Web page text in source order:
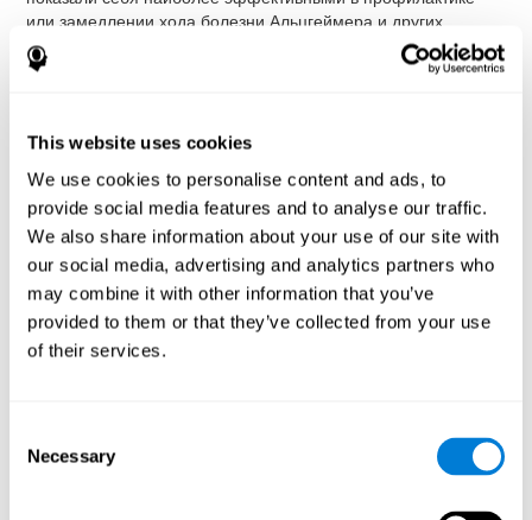
This website uses cookies
We use cookies to personalise content and ads, to
provide social media features and to analyse our traffic.
We also share information about your use of our site with
our social media, advertising and analytics partners who
may combine it with other information that you’ve
provided to them or that they’ve collected from your use
of their services.
Selection
Necessary
или замедлении хода болезни Альцгеймера и других
проблем с памятью:
правильное питание,
физические упражнения
активная социальная жизньи
лучше будет его состояние. И наоборот, если наш мозг не
упражнениям, и если мы не применяем наши социальные и
когнитивные способности, будет проявляться тенденция к
атрофии. По этой причине активный и здоровый образ
жизни может быть очень полезным для нашей памяти.
CogniFit ("КогниФит")
предлагает широкий спектр научно
проверенных упражнений для поддержания активности
мозга и тренировки когнитивных способностей. Кроме того,
когнитивная деятельность не только укрепляет память у
Когнитивная стимуляция
позволяет стимулировать,
способности, такие как внимание, восприятие, память, речь